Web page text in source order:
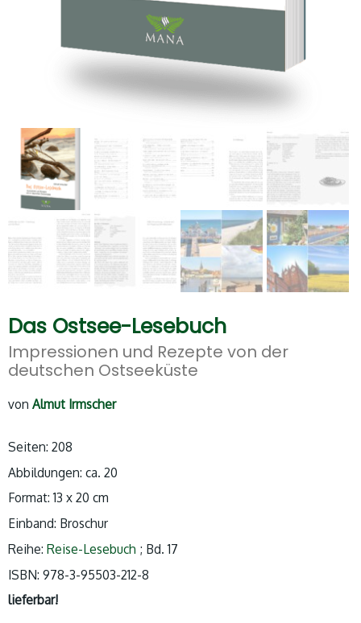
Das Ostsee-Lesebuch
Impressionen und Rezepte von der
deutschen Ostseeküste
von Almut Irmscher
Seiten: 208
Abbildungen: ca. 20
Format: 13 x 20 cm
Einband: Broschur
Reihe: Reise-Lesebuch ; Bd. 17
ISBN: 978-3-95503-212-8
lieferbar!